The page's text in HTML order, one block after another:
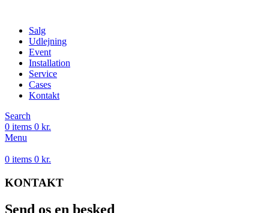
Salg
Udlejning
Event
Installation
Service
Cases
Kontakt
Search
0 items 0 kr.
Menu
0 items 0 kr.
KONTAKT
Send os en besked